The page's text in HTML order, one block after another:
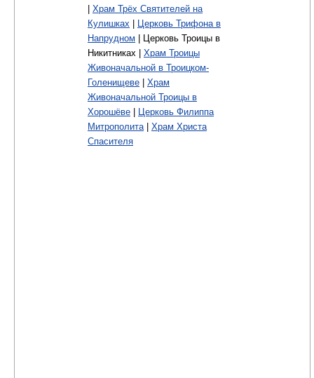
| Храм Трёх Святителей на
Кулишках | Церковь Трифона в
Напрудном | Церковь Троицы в
Никитниках | Храм Троицы
Живоначальной в Троицком-
Голенищеве | Храм
Живоначальной Троицы в
Хорошёве | Церковь Филиппа
Митрополита | Храм Христа
Спасителя